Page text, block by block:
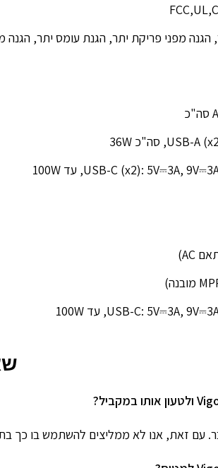
הגנה מפני פריקת יתר, הגנת עומס יתר,
עם זאת, אנו לא ממליצים להשתמש בו כך